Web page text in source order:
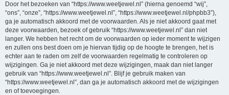
Door het bezoeken van “https://www.weetjewel.nl” (hierna genoemd “wij”,
“ons”, “onze”, “https://www.weetjewel.nl”, “https://www.weetjewel.nl/phpbb3”),
ga je automatisch akkoord met de voorwaarden. Als je niet akkoord gaat met
deze voorwaarden, bezoek of gebruik “https://www.weetjewel.nl” dan niet
langer. We hebben het recht om de voorwaarden op ieder moment te wijzigen
en zullen ons best doen om je hiervan tijdig op de hoogte te brengen, het is
echter aan te raden om zelf de voorwaarden regelmatig te controleren op
wijzigingen. Ga je niet akkoord met deze wijzigingen, maak dan niet langer
gebruik van “https://www.weetjewel.nl”. Blijf je gebruik maken van
“https://www.weetjewel.nl”, dan ga je automatisch akkoord met de wijzigingen
en of toevoegingen.